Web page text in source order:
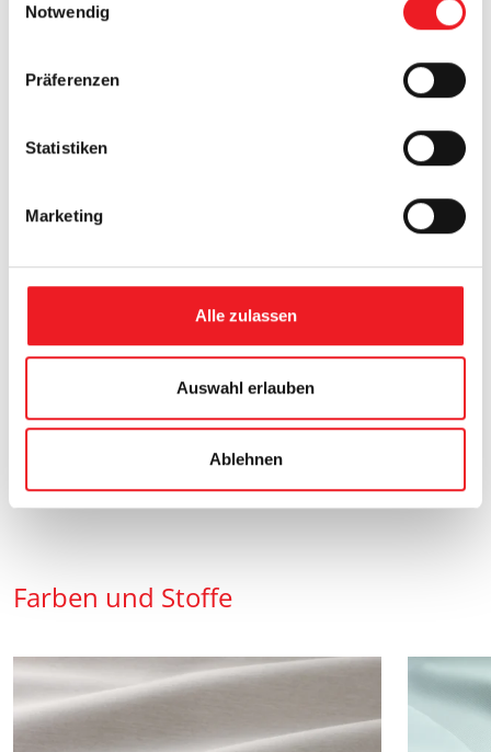
Notwendig
Präferenzen
Statistiken
Marketing
Alle zulassen
Auswahl erlauben
Ablehnen
Farben und Stoffe